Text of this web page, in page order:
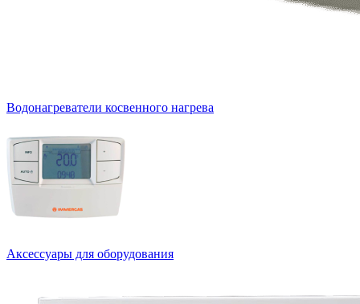
Водонагреватели косвенного нагрева
Аксессуары для оборудования